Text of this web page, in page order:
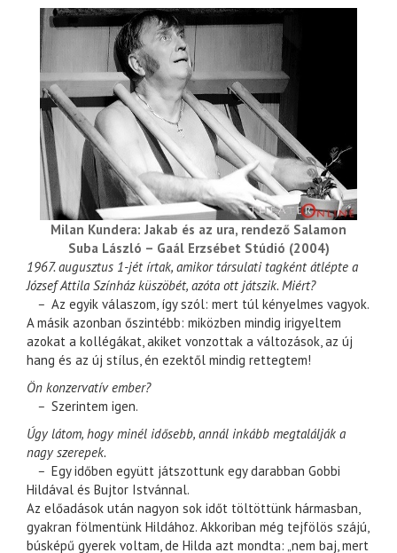
Milan Kundera: Jakab és az ura, rendező Salamon
Suba László – Gaál Erzsébet Stúdió (2004)
1967. augusztus 1-jét írtak, amikor társulati tagként átlépte a
József Attila Színház küszöbét, azóta ott játszik. Miért?
– Az egyik válaszom, így szól: mert túl kényelmes vagyok.
A másik azonban őszintébb: miközben mindig irigyeltem
azokat a kollégákat, akiket vonzottak a változások, az új
hang és az új stílus, én ezektől mindig rettegtem!
Ön konzervatív ember?
– Szerintem igen.
Úgy látom, hogy minél idősebb, annál inkább megtalálják a
nagy szerepek.
– Egy időben együtt játszottunk egy darabban Gobbi
Hildával és Bujtor Istvánnal.
Az előadások után nagyon sok időt töltöttünk hármasban,
gyakran fölmentünk Hildához. Akkoriban még tejfölös szájú,
búsképű gyerek voltam, de Hilda azt mondta: „nem baj, mert